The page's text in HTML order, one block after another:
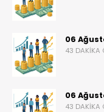
06
43 DAKIKA
06
43 DAKIKA